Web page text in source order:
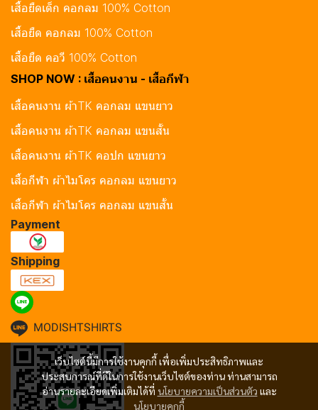
เว็บไซต์นี้มีการใช้งานคุกกี้ เพื่อเพิ่มประสิทธิภาพและ
ประสบการณ์ที่ดีในการใช้งานเว็บไซต์ของท่าน ท่านสามารถ
อ่านรายละเอียดเพิ่มเติมได้ที่ นโยบายความเป็นส่วนตัว และ
นโยบายคุกกี้
เสื้อยืดเด็ก คอกลม 100% Cotton
เสื้อยืด คอกลม 100% Cotton
เสื้อยืด คอวี 100% Cotton
SHOP NOW : เสื้อคนงาน - เสื้อกีฬา
เสื้อคนงาน ผ้าTK คอกลม แขนยาว
เสื้อคนงาน ผ้าTK คอกลม แขนสั้น
เสื้อคนงาน ผ้าTK คอปก แขนยาว
เสื้อกีฬา ผ้าไมโคร คอกลม แขนยาว
เสื้อกีฬา ผ้าไมโคร คอกลม แขนสั้น
Payment
Shipping
MODISHTSHIRTS